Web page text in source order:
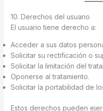
10. Derechos del usuario
El usuario tiene derecho a:
Acceder a sus datos
Solicitar su rectificación o
Solicitar la limitación del
Oponerse al tratamiento.
Solicitar la portabilidad de
Estos derechos pueden